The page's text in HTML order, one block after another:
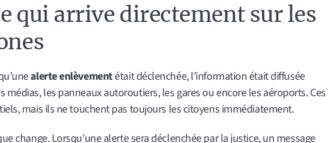
qui arrive directement sur les
alerte enlèvementétait déclenchée, l’information était diffusée
médias, les panneaux autoroutiers, les gares ou encore les aéroports. Ces
mais ils ne touchent pas toujours les citoyens immédiatement.
change. Lorsqu’une alerte sera déclenchée par la justice, un message